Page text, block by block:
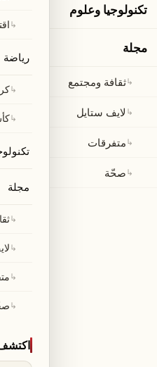
تكنولوجيا وعلوم
مجلة
↳ثقافة ومجتمع
↳ لايف ستايل
↳متفرقات
↳صحّة
↳
رياضة
↳
↳
مجلة
↳
↳
↳
↳